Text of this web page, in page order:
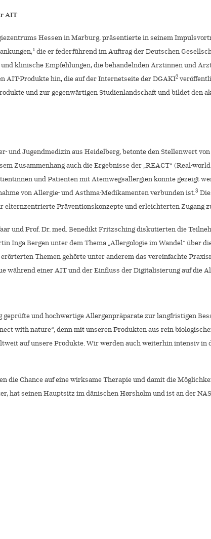
AIT
Hessen in Marburg, präsentierte in seinem
1 die er federführend im Auftrag der Deutschen
klinische Empfehlungen, die behandelnden Ärztinnen und
AIT-Produkte hin, die auf der Internetseite der DGAKI2
und zur gegenwärtigen Studienlandschaft und bildet den
und Jugendmedizin aus Heidelberg, betonte den Stellenwert
Zusammenhang auch die Ergebnisse der „REACT“ (Real-
und Patienten mit Atemwegsallergien konnte gezeigt
von Allergie- und Asthma-Medikamenten verbunden ist.3
elternzentrierte Präventionskonzepte und erleichterten Zugang
und Prof. Dr. med. Benedikt Fritzsching diskutierten die
Inga Bergen unter dem Thema „Allergologie im Wandel“ über
Themen gehörte unter anderem das vereinfachte
während einer AIT und der Einfluss der Digitalisierung auf die
und hochwertige Allergenpräparate zur langfristigen
with nature“, denn mit unseren Produkten aus rein
auf unsere Produkte. Wir werden auch weiterhin intensiv in
die Chance auf eine wirksame Therapie und damit die
hat seinen Hauptsitz im dänischen Hørsholm und ist an der